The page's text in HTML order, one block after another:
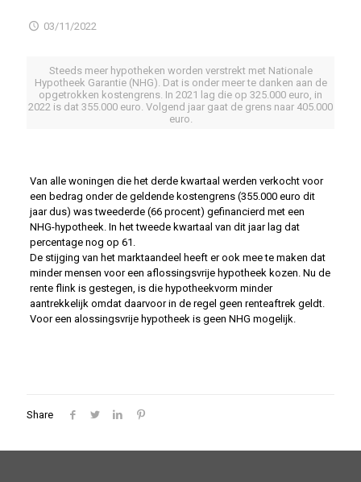
03/11/2022
Steeds meer hypotheken worden verstrekt met Nationale
Hypotheek Garantie (NHG). Dat is onder meer te danken aan de
opgetrokken kostengrens. In 2021 lag die op 325.000 euro, in
2022 is dat 355.000 euro. Volgend jaar gaat de grens naar 405.000
euro.
Van alle woningen die het derde kwartaal werden verkocht voor
een bedrag onder de geldende kostengrens (355.000 euro dit
jaar dus) was tweederde (66 procent) gefinancierd met een
NHG-hypotheek. In het tweede kwartaal van dit jaar lag dat
percentage nog op 61.
De stijging van het marktaandeel heeft er ook mee te maken dat
minder mensen voor een aflossingsvrije hypotheek kozen. Nu de
rente flink is gestegen, is die hypotheekvorm minder
aantrekkelijk omdat daarvoor in de regel geen renteaftrek geldt.
Voor een alossingsvrije hypotheek is geen NHG mogelijk.
Share